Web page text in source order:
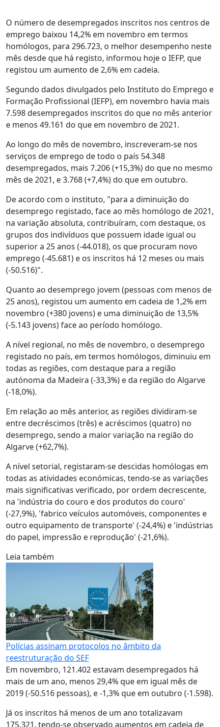
O número de desempregados inscritos nos centros de
emprego baixou 14,2% em novembro em termos
homólogos, para 296.723, o melhor desempenho neste
mês desde que há registo, informou hoje o IEFP, que
registou um aumento de 2,6% em cadeia.
Segundo dados divulgados pelo Instituto do Emprego e
Formação Profissional (IEFP), em novembro havia mais
7.598 desempregados inscritos do que no mês anterior
e menos 49.161 do que em novembro de 2021.
Ao longo do mês de novembro, inscreveram-se nos
serviços de emprego de todo o país 54.348
desempregados, mais 7.206 (+15,3%) do que no mesmo
mês de 2021, e 3.768 (+7,4%) do que em outubro.
De acordo com o instituto, "para a diminuição do
desemprego registado, face ao mês homólogo de 2021,
na variação absoluta, contribuíram, com destaque, os
grupos dos indivíduos que possuem idade igual ou
superior a 25 anos (-44.018), os que procuram novo
emprego (-45.681) e os inscritos há 12 meses ou mais
(-50.516)".
Quanto ao desemprego jovem (pessoas com menos de
25 anos), registou um aumento em cadeia de 1,2% em
novembro (+380 jovens) e uma diminuição de 13,5%
(-5.143 jovens) face ao período homólogo.
A nível regional, no mês de novembro, o desemprego
registado no país, em termos homólogos, diminuiu em
todas as regiões, com destaque para a região
autónoma da Madeira (-33,3%) e da região do Algarve
(-18,0%).
Em relação ao mês anterior, as regiões dividiram-se
entre decréscimos (três) e acréscimos (quatro) no
desemprego, sendo a maior variação na região do
Algarve (+62,7%).
A nível setorial, registaram-se descidas homólogas em
todas as atividades económicas, tendo-se as variações
mais significativas verificado, por ordem decrescente,
na 'indústria do couro e dos produtos do couro'
(-27,9%), 'fabrico veículos automóveis, componentes e
outro equipamento de transporte' (-24,4%) e 'indústrias
do papel, impressão e reprodução' (-21,6%).
Leia também
Polícias assinam protocolos no âmbito da
reestruturação do SEF
Em novembro, 121.402 estavam desempregados há
mais de um ano, menos 29,4% que em igual mês de
2019 (-50.516 pessoas), e -1,3% que em outubro (-1.598).
Já os inscritos há menos de um ano totalizavam
175.321, tendo-se observado aumentos em cadeia de